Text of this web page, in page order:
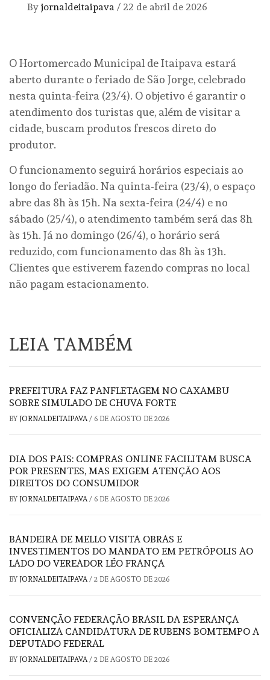
By jornaldeitaipava / 22 de abril de 2026
O Hortomercado Municipal de Itaipava estará
aberto durante o feriado de São Jorge, celebrado
nesta quinta-feira (23/4). O objetivo é garantir o
atendimento dos turistas que, além de visitar a
cidade, buscam produtos frescos direto do
produtor.
O funcionamento seguirá horários especiais ao
longo do feriadão. Na quinta-feira (23/4), o espaço
abre das 8h às 15h. Na sexta-feira (24/4) e no
sábado (25/4), o atendimento também será das 8h
às 15h. Já no domingo (26/4), o horário será
reduzido, com funcionamento das 8h às 13h.
Clientes que estiverem fazendo compras no local
não pagam estacionamento.
LEIA TAMBÉM
PREFEITURA FAZ PANFLETAGEM NO CAXAMBU
SOBRE SIMULADO DE CHUVA FORTE
BY JORNALDEITAIPAVA/ 6 DE AGOSTO DE 2026
DIA DOS PAIS: COMPRAS ONLINE FACILITAM BUSCA
POR PRESENTES, MAS EXIGEM ATENÇÃO AOS
DIREITOS DO CONSUMIDOR
BY JORNALDEITAIPAVA/ 6 DE AGOSTO DE 2026
BANDEIRA DE MELLO VISITA OBRAS E
INVESTIMENTOS DO MANDATO EM PETRÓPOLIS AO
LADO DO VEREADOR LÉO FRANÇA
BY JORNALDEITAIPAVA/ 2 DE AGOSTO DE 2026
CONVENÇÃO FEDERAÇÃO BRASIL DA ESPERANÇA
OFICIALIZA CANDIDATURA DE RUBENS BOMTEMPO A
DEPUTADO FEDERAL
BY JORNALDEITAIPAVA/ 2 DE AGOSTO DE 2026